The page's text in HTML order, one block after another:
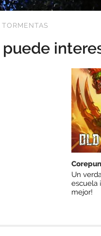
TORMENTAS
Un
escuela
mejor!